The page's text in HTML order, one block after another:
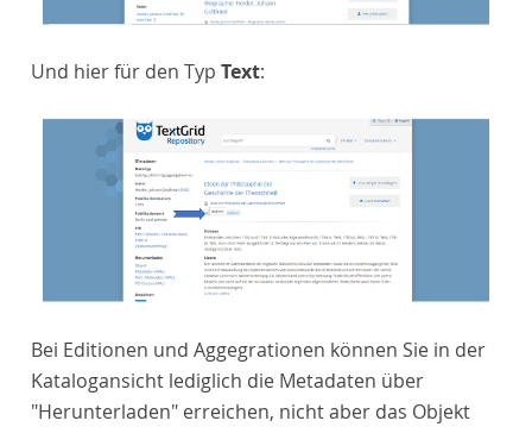
Und hier für den Typ Text:
Bei Editionen und Aggegrationen können Sie in der
Katalogansicht lediglich die Metadaten über
"Herunterladen" erreichen, nicht aber das Objekt